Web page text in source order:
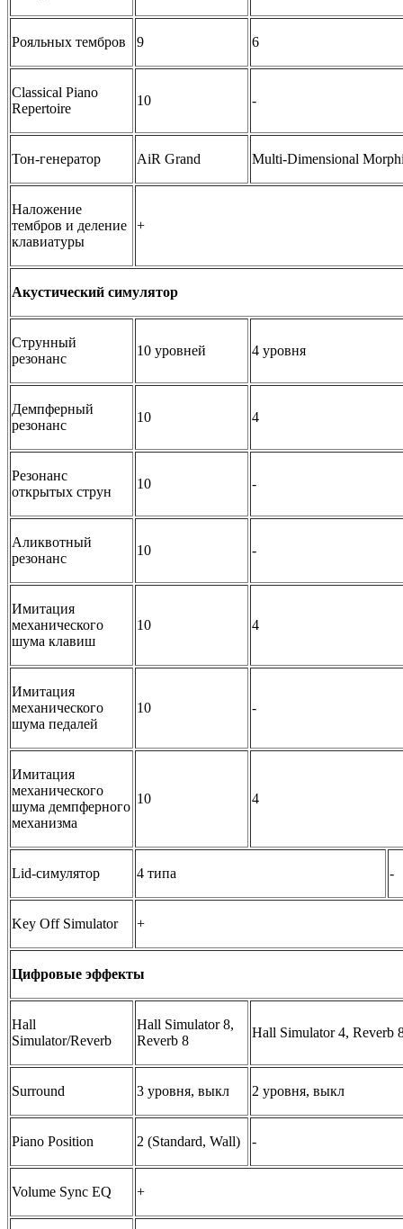
Рояльных тембров 9 6
Classical Piano
Repertoire
10 -
Тон-генератор AiR Grand Multi-Dimensional
Наложение
тембров и деление
клавиатуры
+
Акустический симулятор
Струнный
резонанс
10 уровней 4 уровня
Демпферный
резонанс
10 4
Резонанс
открытых струн
10 -
Аликвотный
резонанс
10 -
Имитация
механического
шума клавиш
10 4
Имитация
механического
шума педалей
10 -
Имитация
механического
шума демпферного
механизма
10 4
Lid-симулятор 4 типа -
Key Off Simulator +
Цифровые эффекты
Hall
Simulator/Reverb
Hall Simulator 8,
Reverb 8
Hall Simulator 4, Reverb
Surround 3 уровня, выкл 2 уровня, выкл
Piano Position 2 (Standard, Wall) -
Volume Sync EQ +